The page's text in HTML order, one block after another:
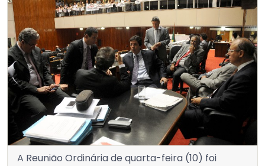
A Reunião Ordinária de quarta-feira (10) foi